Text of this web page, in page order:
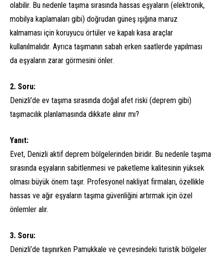
olabilir. Bu nedenle taşıma sırasında hassas eşyaların (elektronik,
mobilya kaplamaları gibi) doğrudan güneş ışığına maruz
kalmaması için koruyucu örtüler ve kapalı kasa araçlar
kullanılmalıdır. Ayrıca taşımanın sabah erken saatlerde yapılması
da eşyaların zarar görmesini önler.
2. Soru:
Denizli’de ev taşıma sırasında doğal afet riski (deprem gibi)
taşımacılık planlamasında dikkate alınır mı?
Yanıt:
Evet, Denizli aktif deprem bölgelerinden biridir. Bu nedenle taşıma
sırasında eşyaların sabitlenmesi ve paketleme kalitesinin yüksek
olması büyük önem taşır. Profesyonel nakliyat firmaları, özellikle
hassas ve ağır eşyaların taşıma güvenliğini artırmak için özel
önlemler alır.
3. Soru:
Denizli’de taşınırken Pamukkale ve çevresindeki turistik bölgeler